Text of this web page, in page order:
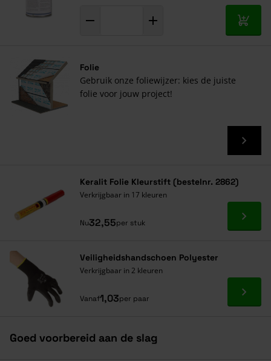
In
Folie
Gebruik onze foliewijzer: kies de juiste
folie voor jouw project!
Keralit Folie Kleurstift (bestelnr. 2862)
Verkrijgbaar in 17 kleuren
Nu32,55per stuk Ga
Veiligheidshandschoen Polyester
Verkrijgbaar in 2 kleuren
Vanaf1,03per paar Ga
Goed voorbereid aan de slag